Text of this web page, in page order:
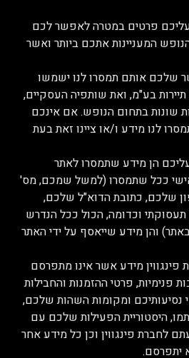
עליכם פרטים במטרה לאפשר לכם
המעניינות אתכם ביותר ואשר
שלכם אותם תמסרו לנו ישמשו
תיירות בע"מ, ואת שותפיה העסקיים,
שונות בתחום הנופש. אם אינכם
לנו מידע ו/או ציינו זאת בעת
עליכם הן מידע שתמסרו לאתר
ככל שתמסרו (למשל שמכם, מס'
שלכם, כתובת הדוא"ל שלכם,
תעסוקתי וכדומה, הכול ככל הנדרש
והן מידע שייאסף על ידי האתר
פינגווין מידע אשר אינו מתפרסם
פנימיות, פרטי ההזמנות והחבילות
נסיעותיכם ומקומות השהות שלכם,
היסטוריית הפעילות שלכם עם
לחברת פינגווין וכן כל מידע אחר
יתפרסם.